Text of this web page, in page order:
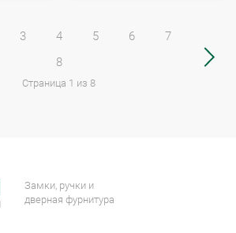
3 4 5 6
7
8
Страница 1 из 8
Замки, ручки и
дверная фурнитура